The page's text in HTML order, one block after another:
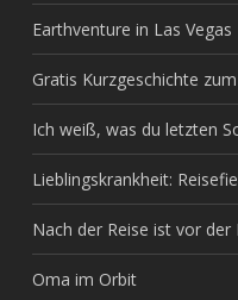
Earthventure in Las Vegas
Gratis Kurzgeschichte
Ich weiß, was du letzten
Lieblingskrankheit:
Nach der Reise ist vor der
Oma im Orbit